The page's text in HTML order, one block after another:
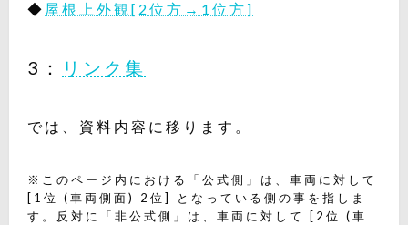
◆ 屋根上外観[2位方→1位方]
3： リンク集
では、資料内容に移ります。
※このページ内における「公式側」は、車両に対して
[1位 (車両側面) 2位] となっている側の事を指しま
す。反対に「非公式側」は、車両に対して [2位 (車